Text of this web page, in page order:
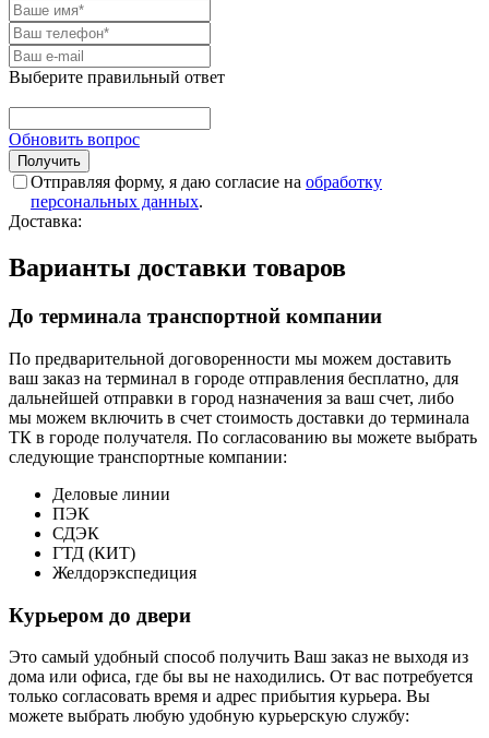
Выберите правильный ответ
Обновить вопрос
Отправляя форму, я даю согласие на обработку
персональных данных.
Доставка:
Варианты доставки товаров
До терминала транспортной компании
По предварительной договоренности мы можем доставить
ваш заказ на терминал в городе отправления бесплатно, для
дальнейшей отправки в город назначения за ваш счет, либо
мы можем включить в счет стоимость доставки до терминала
ТК в городе получателя. По согласованию вы можете выбрать
следующие транспортные компании:
Деловые линии
ПЭК
СДЭК
ГТД (КИТ)
Желдорэкспедиция
Курьером до двери
Это самый удобный способ получить Ваш заказ не выходя из
дома или офиса, где бы вы не находились. От вас потребуется
только согласовать время и адрес прибытия курьера. Вы
можете выбрать любую удобную курьерскую службу: